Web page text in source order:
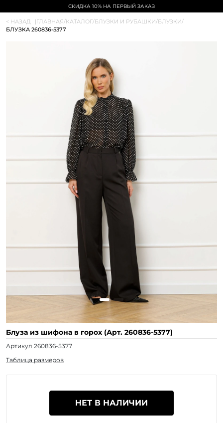
СКИДКА 10% НА ПЕРВЫЙ ЗАКАЗ
< НАЗАД |ГЛАВНАЯ/КАТАЛОГ/БЛУЗКИ И РУБАШКИ/БЛУЗКИ/
БЛУЗКА 260836-5377
Блуза из шифона в горох (Арт. 260836-5377)
Артикул 260836-5377
Таблица размеров
НЕТ В НАЛИЧИИ